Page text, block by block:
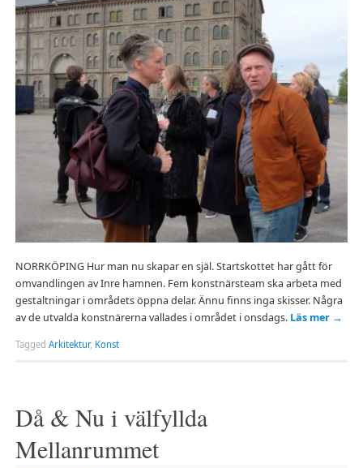
NORRKÖPING Hur man nu skapar en själ. Startskottet har gått för
omvandlingen av Inre hamnen. Fem konstnärsteam ska arbeta med
gestaltningar i områdets öppna delar. Ännu finns inga skisser. Några
av de utvalda konstnärerna vallades i området i onsdags. Läs mer →
Tagged Arkitektur, Konst
Då & Nu i välfyllda
Mellanrummet